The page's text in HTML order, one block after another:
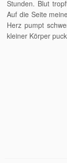
Stunden. Blut
Auf die Seite
Herz pumpt
kleiner Körper